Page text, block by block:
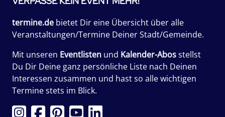
termine.de bietet Dir eine Übersicht über alle
Veranstaltungen/Termine Deiner Stadt/Gemeinde.
Mit unseren Eventlisten und Kalender-Abosstellst
Du Dir Deine ganz persönliche Liste nach Deinen
Interessen zusammen und hast so alle wichtigen
Termine stets im Blick.